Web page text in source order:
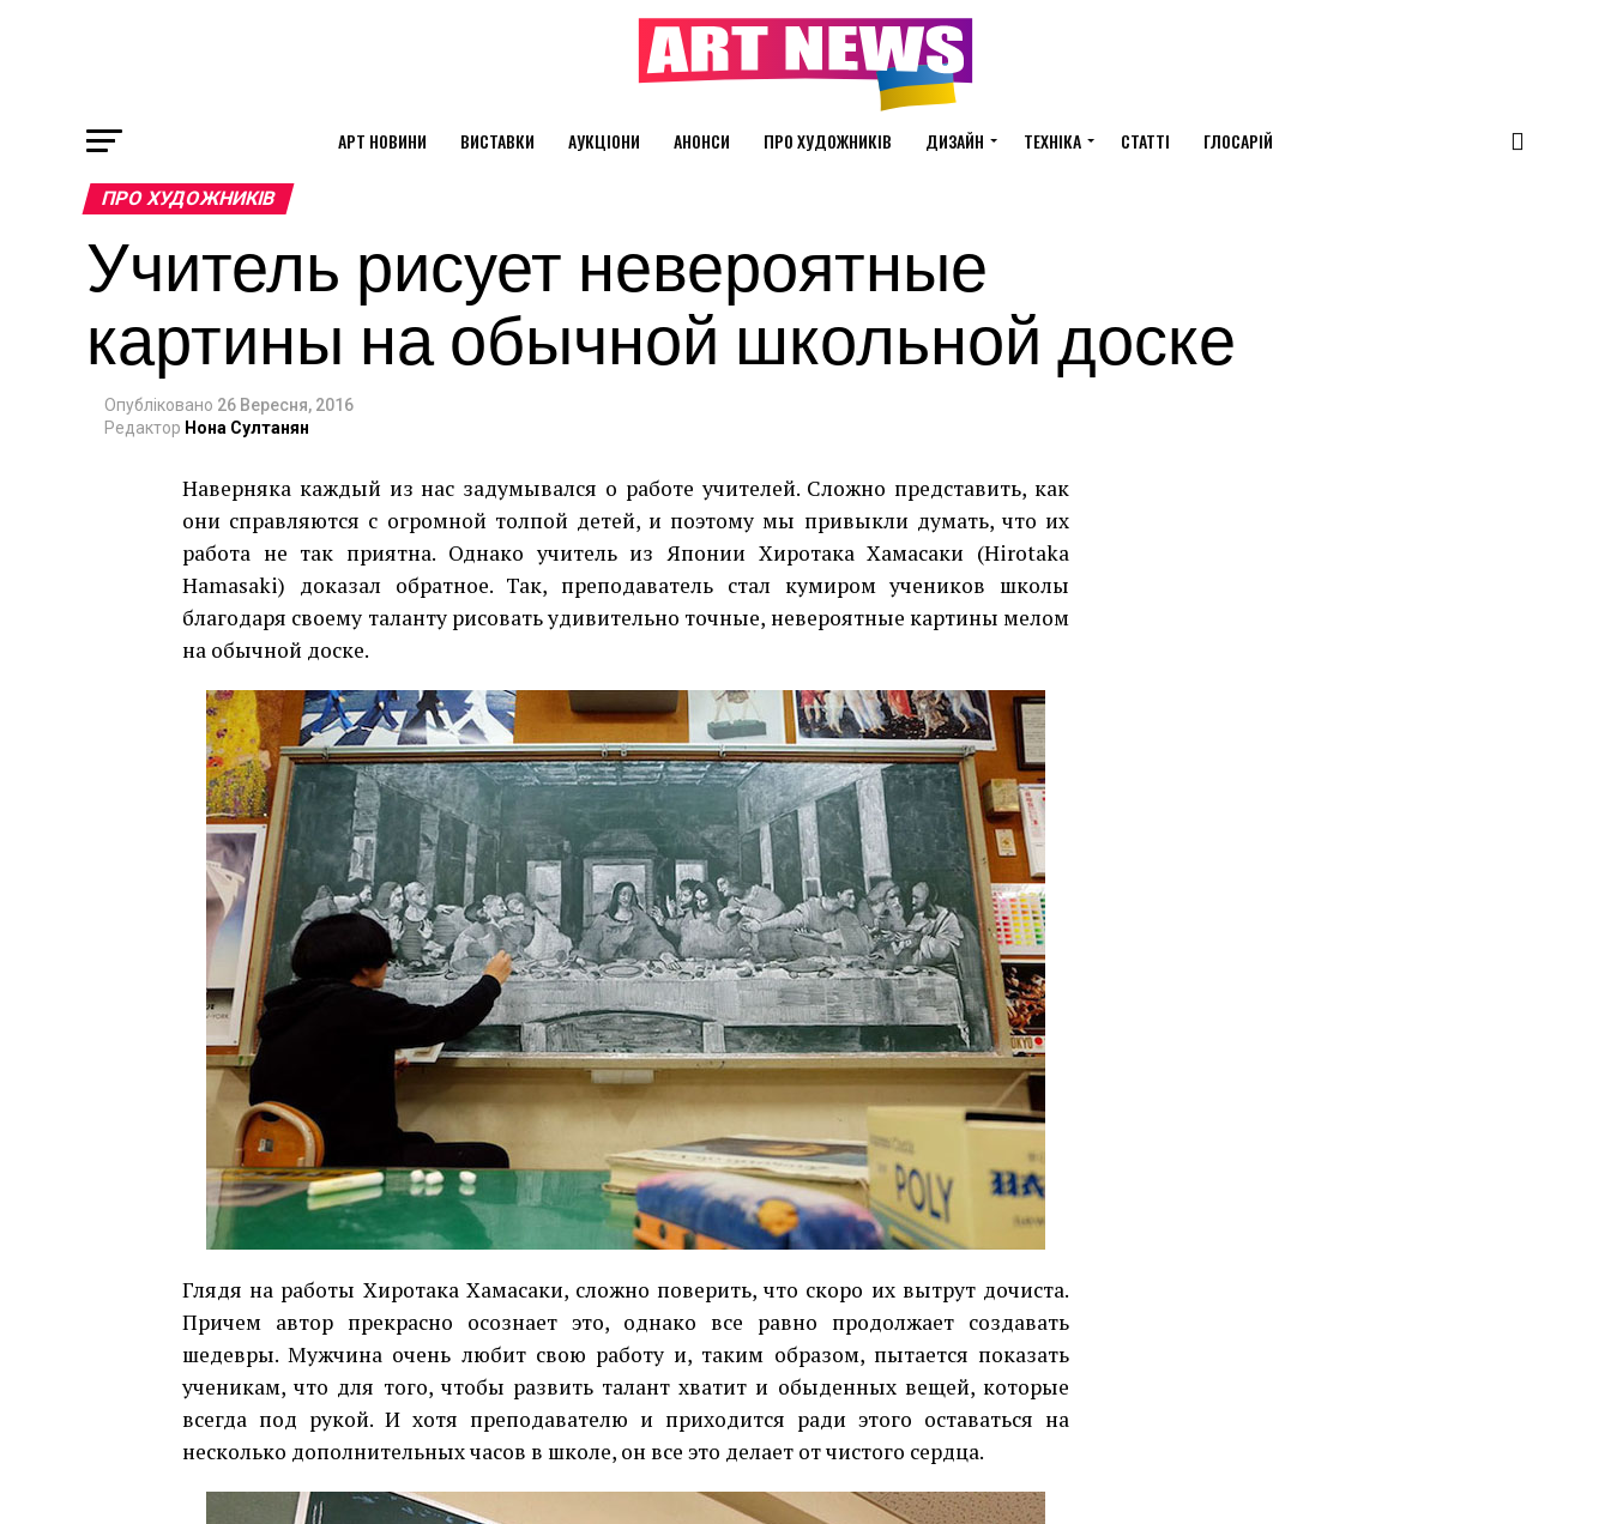
АРТ НОВИНИ ВИСТАВКИ АУКЦІОНИ АНОНСИ ПРО ХУДОЖНИКІВ ДИЗАЙН ТЕХНІКА СТАТТІ ГЛОСАРІЙ
ПРО ХУДОЖНИКІВ
Учитель рисует невероятные
картины на обычной школьной доске
Опубліковано 26 Вересня, 2016
Редактор Нона Султанян
Наверняка каждый из нас задумывался о работе учителей. Сложно представить, как
они справляются с огромной толпой детей, и поэтому мы привыкли думать, что их
работа не так приятна. Однако учитель из Японии Хиротака Хамасаки (Hirotaka
Hamasaki) доказал обратное. Так, преподаватель стал кумиром учеников школы
благодаря своему таланту рисовать удивительно точные, невероятные картины мелом
на обычной доске.
Глядя на работы Хиротака Хамасаки, сложно поверить, что скоро их вытрут дочиста.
Причем автор прекрасно осознает это, однако все равно продолжает создавать
шедевры. Мужчина очень любит свою работу и, таким образом, пытается показать
ученикам, что для того, чтобы развить талант хватит и обыденных вещей, которые
всегда под рукой. И хотя преподавателю и приходится ради этого оставаться на
несколько дополнительных часов в школе, он все это делает от чистого сердца.